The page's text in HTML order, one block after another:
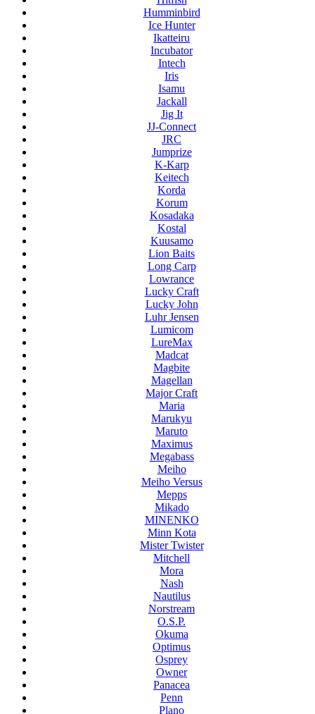
Humminbird
Ice Hunter
Ikatteiru
Incubator
Intech
Iris
Isamu
Jackall
Jig It
JJ-Connect
JRC
Jumprize
K-Karp
Keitech
Korda
Korum
Kosadaka
Kostal
Kuusamo
Lion Baits
Long Carp
Lowrance
Lucky Craft
Lucky John
Luhr Jensen
Lumicom
LureMax
Madcat
Magbite
Magellan
Major Craft
Maria
Marukyu
Maruto
Maximus
Megabass
Meiho
Meiho Versus
Mepps
Mikado
MINENKO
Minn Kota
Mister Twister
Mitchell
Mora
Nash
Nautilus
Norstream
O.S.P.
Okuma
Optimus
Osprey
Owner
Panacea
Penn
Plano